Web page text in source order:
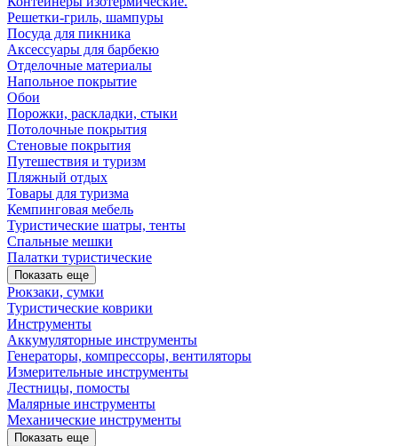
Решетки-гриль, шампуры
Посуда для пикника
Аксессуары для барбекю
Отделочные материалы
Напольное покрытие
Обои
Порожки, раскладки, стыки
Потолочные покрытия
Стеновые покрытия
Путешествия и туризм
Пляжный отдых
Товары для туризма
Кемпинговая мебель
Туристические шатры, тенты
Спальные мешки
Палатки туристические
Показать еще
Рюкзаки, сумки
Туристические коврики
Инструменты
Аккумуляторные инструменты
Генераторы, компрессоры, вентиляторы
Измерительные инструменты
Лестницы, помосты
Малярные инструменты
Механические инструменты
Показать еще